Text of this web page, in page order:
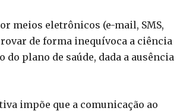
meios eletrônicos (e-mail, SMS,
de forma inequívoca a ciência
plano de saúde, dada a ausência
impõe que a comunicação ao